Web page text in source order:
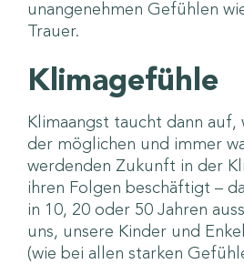
unangenehmen Gefühlen
Trauer.
Klimagefühle
Klimaangst taucht dann auf,
der möglichen und immer
werdenden Zukunft in der
ihren Folgen beschäftigt –
in 10, 20 oder 50 Jahren
uns, unsere Kinder und
(wie bei allen starken